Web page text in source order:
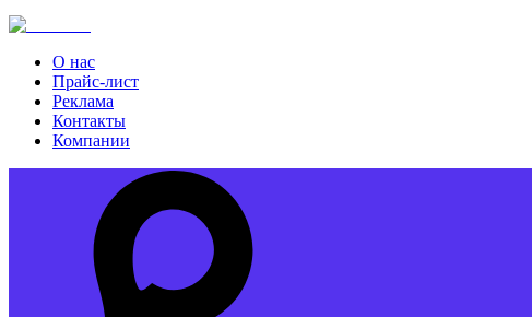
О нас
Прайс-лист
Реклама
Контакты
Компании